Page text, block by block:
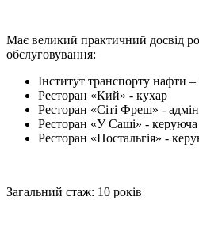
Має великий практичний досвід
обслуговування:
Інститут транспорту нафти –
Ресторан «Кий» - кухар
Ресторан «Сіті Фреш» -
Ресторан «У Саші» - керуюча
Ресторан «Ностальгія» -
Загальний стаж: 10 років